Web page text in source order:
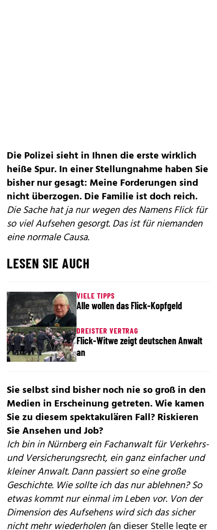
Die Polizei sieht in Ihnen die erste wirklich
heiße Spur. In einer Stellungnahme haben Sie
bisher nur gesagt: Meine Forderungen sind
nicht überzogen. Die Familie ist doch reich.
Die Sache hat ja nur wegen des Namens Flick für
so viel Aufsehen gesorgt. Das ist für niemanden
eine normale Causa.
LESEN SIE AUCH
VIELE TIPPS
Alle wollen das Flick-Kopfgeld
DREISTER VERTRAG
Flick-Witwe zeigt deutschen Anwalt
an
Sie selbst sind bisher noch nie so groß in den
Medien in Erscheinung getreten. Wie kamen
Sie zu diesem spektakulären Fall? Riskieren
Sie Ansehen und Job?
Ich bin in Nürnberg ein Fachanwalt für Verkehrs-
und Versicherungsrecht, ein ganz einfacher und
kleiner Anwalt. Dann passiert so eine große
Geschichte. Wie sollte ich das nur ablehnen? So
etwas kommt nur einmal im Leben vor. Von der
Dimension des Aufsehens wird sich das sicher
nicht mehr wiederholen (an dieser Stelle legte er